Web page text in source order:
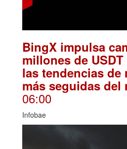
BingX impulsa
millones de
las tendencias de
más seguidas del
06:00
Infobae